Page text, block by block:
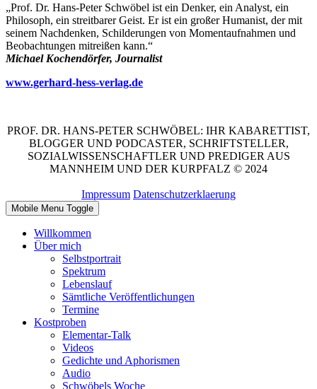
„Prof. Dr. Hans-Peter Schwöbel ist ein Denker, ein Analyst, ein
Philosoph, ein streitbarer Geist. Er ist ein großer Humanist, der mit
seinem Nachdenken, Schilderungen von Momentaufnahmen und
Beobachtungen mitreißen kann.“
Michael Kochendörfer, Journalist
www.gerhard-hess-verlag.de
PROF. DR. HANS-PETER SCHWÖBEL: IHR KABARETTIST,
BLOGGER UND PODCASTER, SCHRIFTSTELLER,
SOZIALWISSENSCHAFTLER UND PREDIGER AUS
MANNHEIM UND DER KURPFALZ © 2024
Impressum Datenschutzerklaerung
Mobile Menu Toggle
Willkommen
Über mich
Selbstportrait
Spektrum
Lebenslauf
Sämtliche Veröffentlichungen
Termine
Kostproben
Elementar-Talk
Videos
Gedichte und Aphorismen
Audio
Schwöbels Woche